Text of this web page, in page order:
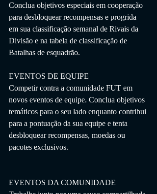
Conclua objetivos especiais em cooperação
para desbloquear recompensas e progrida
em sua classificação semanal de Rivais da
Divisão e na tabela de classificação de
Batalhas de esquadrão.
EVENTOS DE EQUIPE
Competir contra a comunidade FUT em
novos eventos de equipe. Conclua objetivos
temáticos para o seu lado enquanto contribui
para a pontuação da sua equipe e tenta
desbloquear recompensas, moedas ou
pacotes exclusivos.
EVENTOS DA COMUNIDADE